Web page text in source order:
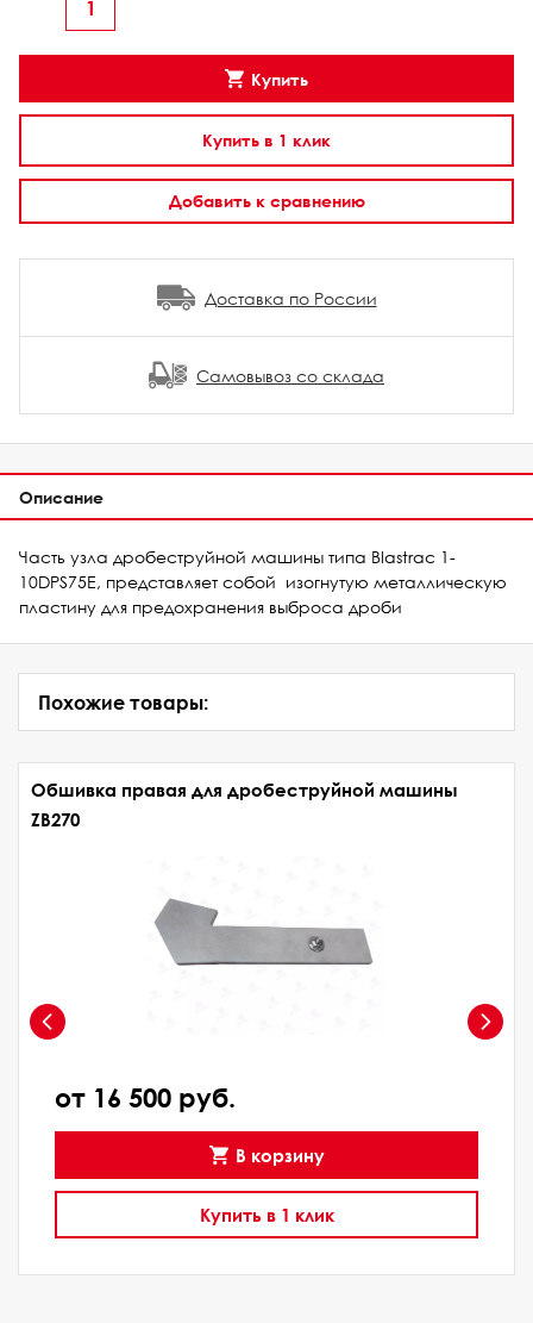
Купить
Купить в 1 клик
Добавить к сравнению
Доставка по России
Самовывоз со склада
Описание
Часть узла дробеструйной машины типа Blastrac 1-
10DPS75E, представляет собой изогнутую металлическую
пластину для предохранения выброса дроби
Похожие товары:
Обшивка правая для дробеструйной машины
ZB270
от 16 500 руб.
В корзину
Купить в 1 клик